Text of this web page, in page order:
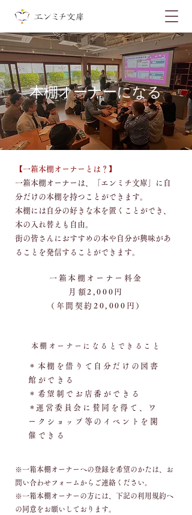
本棚オーナーになる
​【一箱本棚オーナーとは？】
一箱本棚オーナーは、「エンミチ文庫」に自
分だけの本棚を持つことができます。
本棚には自分の好きな本を置くことができ、
本の入れ替えも自由。
街の皆さんにおすすめの本や自分が興味があ
ることを発信することができます。​
一箱本棚オーナー料金
​月額2,000円
（年間契約20,000円）
本棚オーナーになるとできること
＊本棚を借りて自分だけの図書
館ができる
＊希望制でお店番ができる
​＊運営委員会に賛同を得て、ワ
ークショップ等の イベントを開
催できる
​※一箱本棚オーナーへの登録を希望のかたは、お
問い合わせフォームからご連絡ください。
​※一箱本棚オーナーの方には、下記の利用規約へ
の同意をお願いしております。